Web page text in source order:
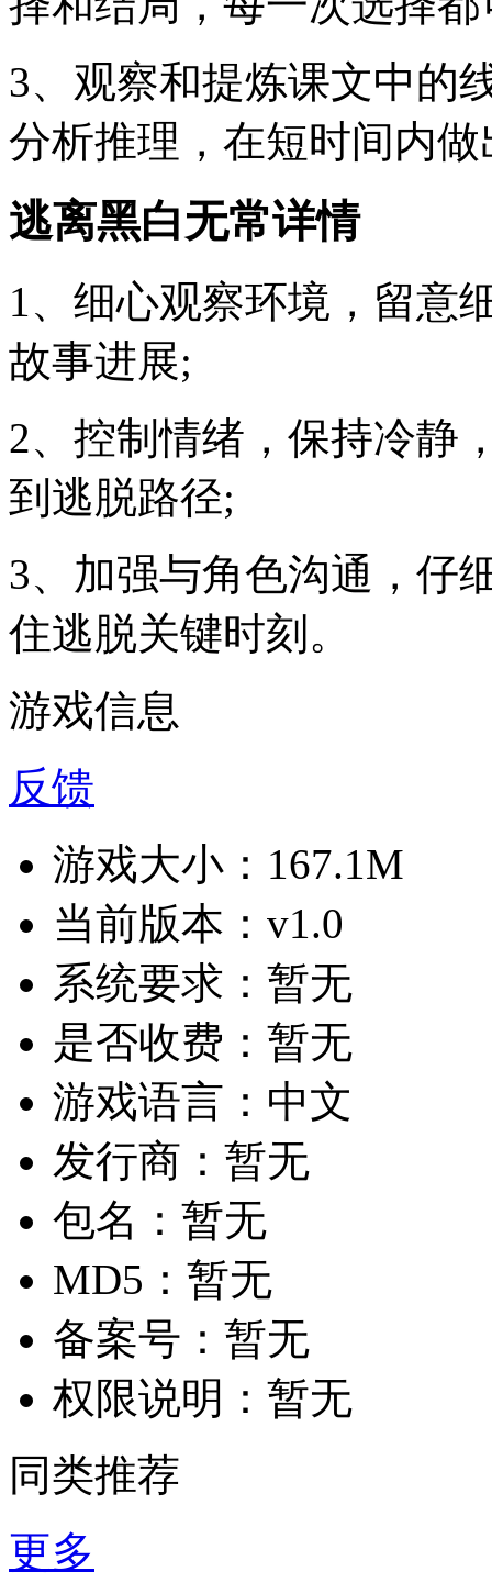
3、观察和提炼课文中的
分析推理，在短时间内
逃离黑白无常详情
1、细心观察环境，留意
故事进展;
2、控制情绪，保持冷静
到逃脱路径;
3、加强与角色沟通，仔
住逃脱关键时刻。
游戏信息
反馈
游戏大小： 167.1M
当前版本： v1.0
系统要求： 暂无
是否收费： 暂无
游戏语言： 中文
发行商： 暂无
包名： 暂无
MD5： 暂无
备案号： 暂无
权限说明： 暂无
同类推荐
更多